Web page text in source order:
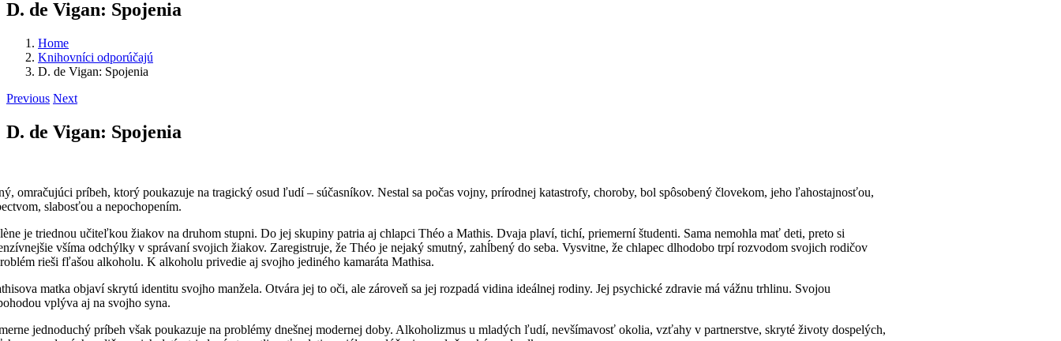
D. de Vigan: Spojenia
Home
Knihovníci odporúčajú
D. de Vigan: Spojenia
Previous Next
D. de Vigan: Spojenia
omračujúci príbeh, ktorý poukazuje na tragický osud ľudí – súčasníkov. Nestal sa počas vojny, prírodnej katastrofy, choroby, bol spôsobený človekom, jeho ľahostajnosťou,
slabosťou a nepochopením.
je triednou učiteľkou žiakov na druhom stupni. Do jej skupiny patria aj chlapci Théo a Mathis. Dvaja plaví, tichí, priemerní študenti. Sama nemohla mať deti, preto si
všíma odchýlky v správaní svojich žiakov. Zaregistruje, že Théo je nejaký smutný, zahĺbený do seba. Vysvitne, že chlapec dlhodobo trpí rozvodom svojich rodičov
rieši fľašou alkoholu. K alkoholu privedie aj svojho jediného kamaráta Mathisa.
matka objaví skrytú identitu svojho manžela. Otvára jej to oči, ale zároveň sa jej rozpadá vidina ideálnej rodiny. Jej psychické zdravie má vážnu trhlinu. Svojou
vplýva aj na svojho syna.
jednoduchý príbeh však poukazuje na problémy dnešnej modernej doby. Alkoholizmus u mladých ľudí, nevšímavosť okolia, vzťahy v partnerstve, skryté životy dospelých,